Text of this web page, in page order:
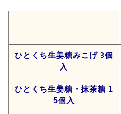
ひとくち生姜糖みこげ 3個
入
ひとくち生姜糖・抹茶糖 1
5個入